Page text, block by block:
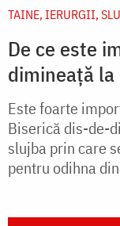
TAINE, IERURGII,
De ce este
dimineață la
Este foarte
Biserică dis-de-
slujba prin care
pentru odihna